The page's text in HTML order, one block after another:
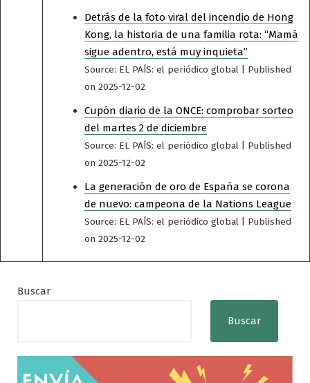
Detrás de la foto viral del incendio de Hong
Kong, la historia de una familia rota: “Mamá
sigue adentro, está muy inquieta”
Source: EL PAÍS: el periódico global
Published
on 2025-12-02
Cupón diario de la ONCE: comprobar sorteo
del martes 2 de diciembre
Source: EL PAÍS: el periódico global
Published
on 2025-12-02
La generación de oro de España se corona
de nuevo: campeona de la Nations League
Source: EL PAÍS: el periódico global
Published
on 2025-12-02
Buscar
Buscar